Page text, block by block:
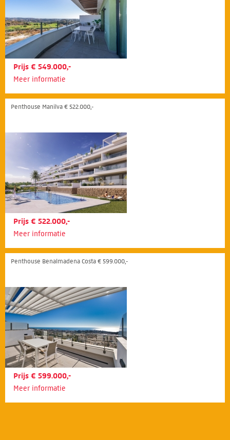
Prijs € 549.000,-
Meer informatie
Penthouse Manilva € 522.000,-
Prijs € 522.000,-
Meer informatie
Penthouse Benalmadena Costa € 599.000,-
Prijs € 599.000,-
Meer informatie